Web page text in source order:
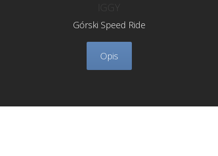
IGGY
Górski Speed Ride
Opis